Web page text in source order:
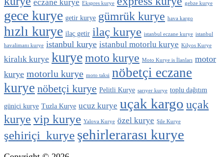
eczane kurye Ekspres kurye gebze kurye
gece kurye getir kurye gümrük kurye hava kargo
hızlı kurye ilaç getir ilaç kurye istanbul eczane kurye istanbul
havalimanı kurye istanbul kurye istanbul motorlu kurye Kilyos Kurye
kiralık kurye kuryemoto kurye Moto Kurye is İlanları motor
kurye motorlu kurye moto taksi nöbetçi eczane
kurye nöbetçi kurye Pelitli Kurye sarıyer kurye toplu dağıtım
güniçi kurye Tuzla Kurye ucuz kurye uçak kargo uçak
kurye vip kurye Yalova Kurye özel kurye Şile Kurye
şehiriçi kurye şehirlerarası kurye